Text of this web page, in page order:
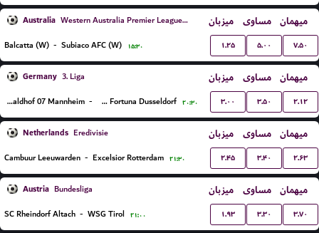
Australia Western Australia Premier League Women میزبان مساوی میهمان
Balcatta (W) - Subiaco AFC (W) ۱۵:۳۰ ۱.۲۵ ۵.۰۰ ۷.۵۰
Germany 3. Liga میزبان مساوی میهمان
SV Waldhof 07 Mannheim - TSV Fortuna Dusseldorf ۲۰:۳۰ ۳.۰۰ ۳.۵۰ ۲.۱۲
Netherlands Eredivisie میزبان مساوی میهمان
Cambuur Leeuwarden - Excelsior Rotterdam ۲۱:۳۰ ۲.۴۵ ۳.۴۰ ۲.۶۳
Austria Bundesliga میزبان مساوی میهمان
SC Rheindorf Altach - WSG Tirol ۲۱:۰۰ ۱.۹۳ ۳.۳۰ ۳.۷۰